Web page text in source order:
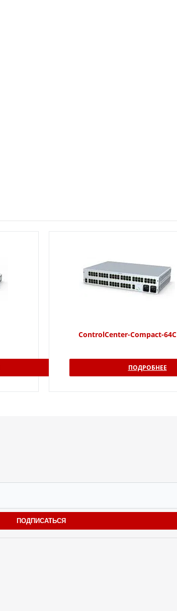
ControlCenter-Compact-64C
ПОДРОБНЕЕ
ПОДПИСАТЬСЯ